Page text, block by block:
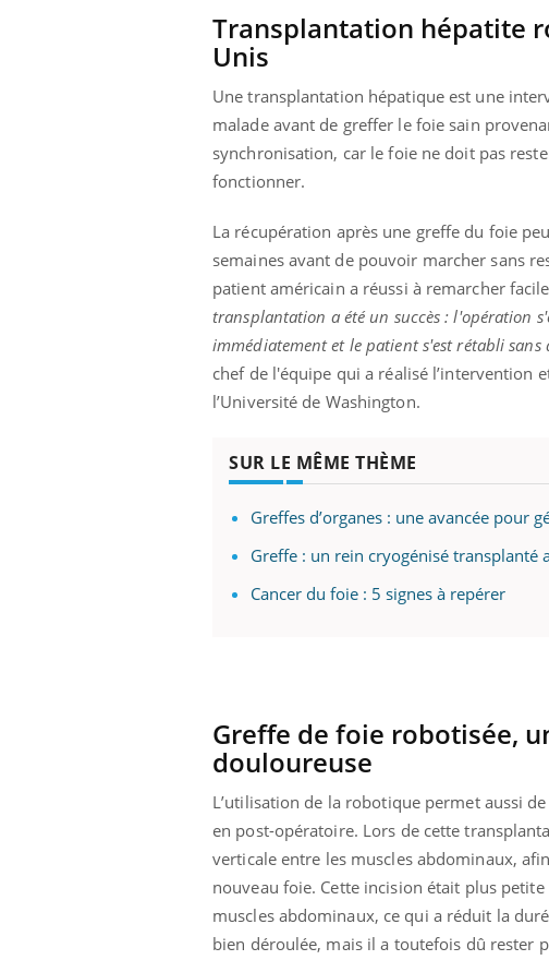
Transplantation hépatite
Unis
Une transplantation hépatique est une
malade avant de greffer le foie sain
synchronisation, car le foie ne doit pas
fonctionner.
La récupération après une greffe du foie
semaines avant de pouvoir marcher sans
patient américain a réussi à remarcher
transplantation a été un succès : l'opération
immédiatement et le patient s'est rétabli
chef de l'équipe qui a réalisé l’intervention
l’Université de Washington.
SUR LE MÊME THÈME
Greffes d’organes : une avancée pour
Greffe : un rein cryogénisé transplanté
Cancer du foie : 5 signes à repérer
Greffe de foie robotisée,
douloureuse
L’utilisation de la robotique permet aussi
en post-opératoire. Lors de cette
verticale entre les muscles abdominaux,
nouveau foie. Cette incision était plus
muscles abdominaux, ce qui a réduit la
bien déroulée, mais il a toutefois dû rester
Carence en fer : comprendre pour
Youtube
Youtube
Insuline
osait en